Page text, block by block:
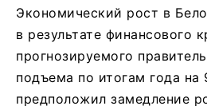
Экономический рост в
в результате финансового
прогнозируемого
подъема по итогам года на
предположил замедление